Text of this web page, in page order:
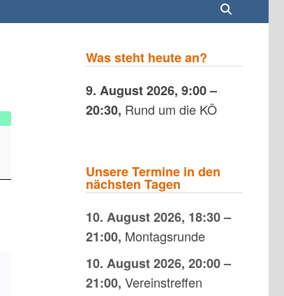
Was steht heute an?
9. August 2026, 9:00–
20:30, Rund um die KÖ
Unsere Termine in den
nächsten Tagen
10. August 2026, 18:30–
21:00, Montagsrunde
10. August 2026, 20:00–
21:00, Vereinstreffen